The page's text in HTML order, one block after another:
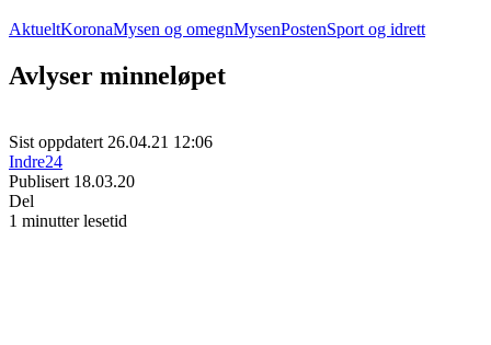
AktueltKoronaMysen og omegnMysenPostenSport og idrett
Avlyser minneløpet
Sist oppdatert 26.04.21 12:06
Indre24
Publisert 18.03.20
Del
1 minutter lesetid